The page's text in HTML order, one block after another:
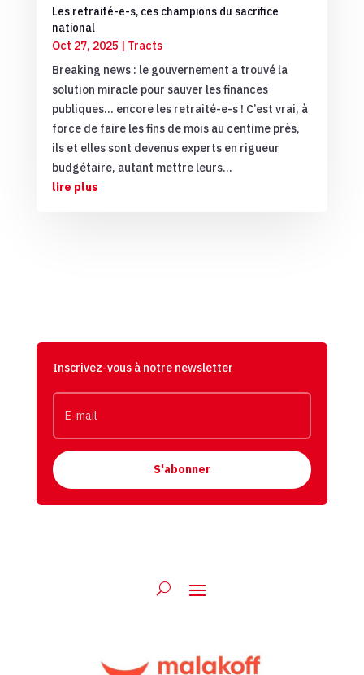
Les retraité-e-s, ces champions du sacrifice
national
Oct 27, 2025 | Tracts
Breaking news : le gouvernement a trouvé la
solution miracle pour sauver les finances
publiques… encore les retraité-e-s ! C’est vrai, à
force de faire les fins de mois au centime près,
ils et elles sont devenus experts en rigueur
budgétaire, autant mettre leurs...
lire plus
Inscrivez-vous à notre newsletter
S'abonner